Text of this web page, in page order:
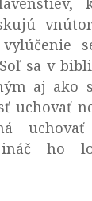
sa v
aj ako
uchovať
ináč ho